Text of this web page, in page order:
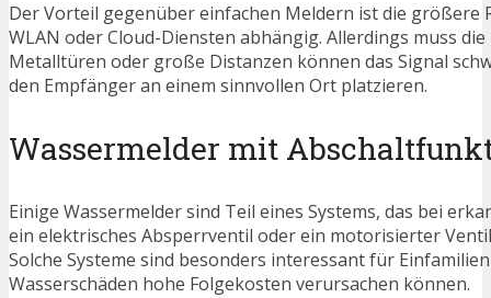
Der Vorteil gegenüber einfachen Meldern ist die größere
WLAN oder Cloud-Diensten abhängig. Allerdings muss
Metalltüren oder große Distanzen können das Signal
den Empfänger an einem sinnvollen Ort platzieren.
Wassermelder mit
Einige Wassermelder sind Teil eines Systems, das bei
ein elektrisches Absperrventil oder ein motorisierter
Solche Systeme sind besonders interessant für
Wasserschäden hohe Folgekosten verursachen können.